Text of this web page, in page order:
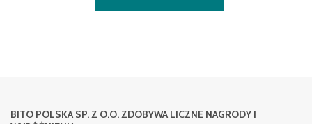
BITO POLSKA SP. Z O.O. ZDOBYWA LICZNE NAGRODY I